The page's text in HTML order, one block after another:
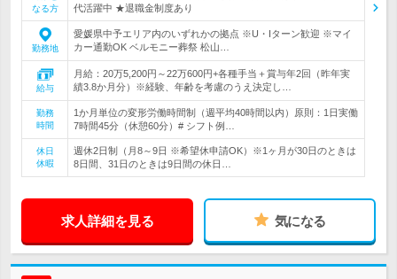
なる方
代活躍中 ★退職金制度あり
勤務地
愛媛県中予エリア内のいずれかの拠点 ※U・Iターン歓迎 ※マイ
カー通勤OK ベルモニー葬祭 松山…
給与
月給：20万5,200円～22万600円+各種手当＋賞与年2回（昨年実
績3.8か月分）※経験、年齢を考慮のうえ決定し…
勤務
時間
1か月単位の変形労働時間制（週平均40時間以内）原則：1日実働
7時間45分（休憩60分）# シフト例…
休日
休暇
週休2日制（月8～9日 ※希望休申請OK）※1ヶ月が30日のときは
8日間、31日のときは9日間の休日…
求人詳細を見る 気になる